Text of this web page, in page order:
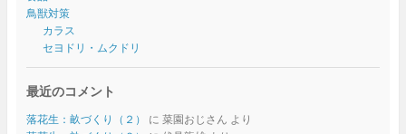
鳥獣対策
カラス
セヨドリ・ムクドリ
最近のコメント
落花生：畝づくり（２） に 菜園おじさん より